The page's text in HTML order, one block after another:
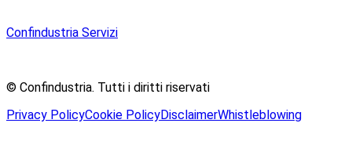
Confindustria Servizi
© Confindustria. Tutti i diritti riservati
Privacy PolicyCookie PolicyDisclaimerWhistleblowing